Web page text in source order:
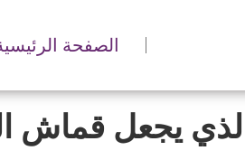
الصفحة
يجعل قماش